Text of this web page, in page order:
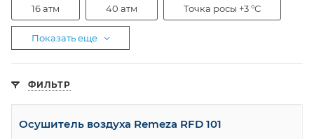
16 атм 40 атм Точка росы +3 °С
Показать еще
ФИЛЬТР
Осушитель воздуха Remeza RFD 101